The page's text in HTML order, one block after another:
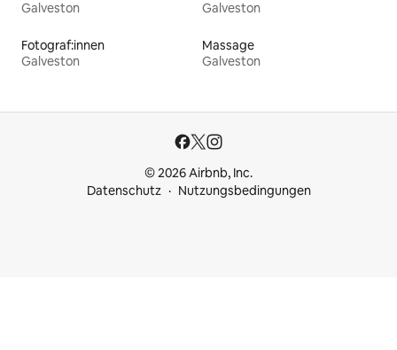
Galveston
Galveston
Fotograf:innen
Galveston
Massage
Galveston
© 2026 Airbnb, Inc.
Datenschutz
Nutzungsbedingungen